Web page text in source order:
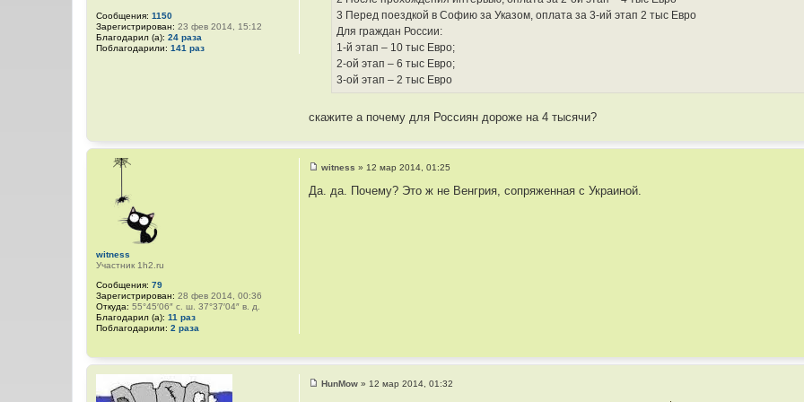
Сообщения: 1150
Зарегистрирован: 23 фев 2014, 15:12
Благодарил (а): 24 раза
Поблагодарили: 141 раз
3 Перед поездкой в Софию за Указом, оплата за 3-ий этап 2 тыс Евро
Для граждан России:
1-й этап – 10 тыс Евро;
2-ой этап – 6 тыс Евро;
3-ой этап – 2 тыс Евро
скажите а почему для Россиян дороже на 4 тысячи?
witness
Участник 1h2.ru
Сообщения: 79
Зарегистрирован: 28 фев 2014, 00:36
Откуда: 55°45′06″ с. ш. 37°37′04″ в. д.
Благодарил (а): 11 раз
Поблагодарили: 2 раза
о
о
witness »12 мар 2014, 01:25
Да. да. Почему? Это ж не Венгрия, сопряженная с Украиной.
HunMow »12 мар 2014, 01:32